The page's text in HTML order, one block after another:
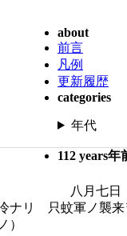
about
前言
凡例
更新履歴
categories
年代
112 years
八月七
ナリ 只蚊軍ノ襲
）